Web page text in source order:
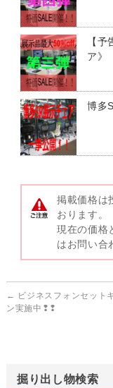
【
ア》
博多
掲載価格は
おります。
現在の価格
はお問い合
← ビジネスフォンセット
ン実施中❢❢
掘り出し物検索